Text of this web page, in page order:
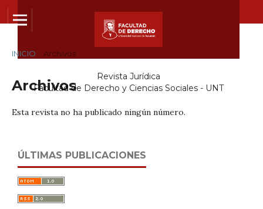
Revista Jurídica
Facultad de Derecho y Ciencias Sociales - UNT
INICIO Archivos
Archivos
Esta revista no ha publicado ningún número.
ÚLTIMAS PUBLICACIONES